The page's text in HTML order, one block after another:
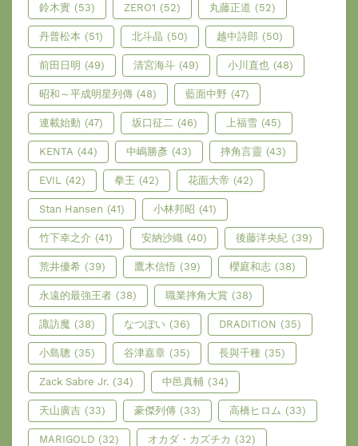
鈴木實 (53) ZERO1 (52) 丸藤正道 (52)
丹普松本 (51) 北斗晶 (50) 越中詩郎 (50)
前田日明 (49) 清宮海斗 (49) 小川直也 (48)
昭和～平成明星列傳 (48) 藍面中野 (47)
連載始動 (47) 坂口征二 (46) 上福雪 (45)
KENTA (44) 中嶋勝彥 (43) 摔角言靈 (43)
EVIL (42) 拳王 (42) 花面大帝 (42)
Stan Hansen (41) 小林邦昭 (41)
竹下幸之介 (41) 安納沙織 (40) 後藤洋央紀 (39)
荒井優希 (39) 鷹木信悟 (39) 櫻庭和志 (38)
永遠的最強王者 (38) 職業摔角大賞 (38)
諏訪魔 (38) なつぽい (36) DRADITION (35)
小島聰 (35) 谷津嘉章 (35) 長與千種 (35)
Zack Sabre Jr. (34) 中邑真輔 (34)
天山廣吉 (33) 豪傑列傳 (33) 高橋ヒロム (33)
MARIGOLD (32) オカダ・カズチカ (32)